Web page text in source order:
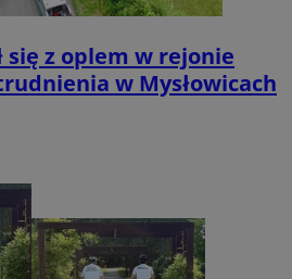
się z oplem w rejonie
w Mysłowicach